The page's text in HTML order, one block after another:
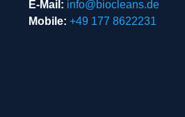
E-Mail: info@biocleans.de
Mobile: +49 177 8622231